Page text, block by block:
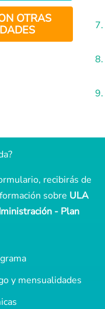
OTRAS
recibirás de
sobre ULA
- Plan
y mensualidades